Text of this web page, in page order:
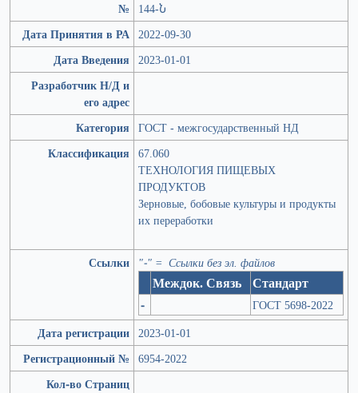
№
144-Ն
Дата Принятия в РА 2022-09-30
Дата Введения
2023-01-01
Разработчик Н/Д и
его адрес
Категория
ГОСТ - межгосударственный НД
Классификация
67.060
ТЕХНОЛОГИЯ ПИЩЕВЫХ
ПРОДУКТОВ
Зерновые, бобовые культуры и продукты
их переработки
Ссылки "-" = Ссылки без эл. файлов
Междок. Связь Стандарт
-
ГОСТ 5698-2022
Дата регистрации 2023-01-01
Регистрационный №
6954-2022
Кол-во Страниц